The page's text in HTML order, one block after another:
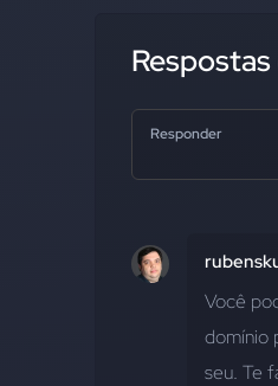
Responder
Você
domínio
seu. Te